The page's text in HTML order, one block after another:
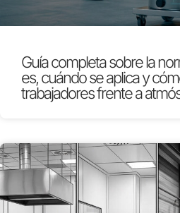
Guía completa sobre la
es, cuándo se aplica y
trabajadores frente a